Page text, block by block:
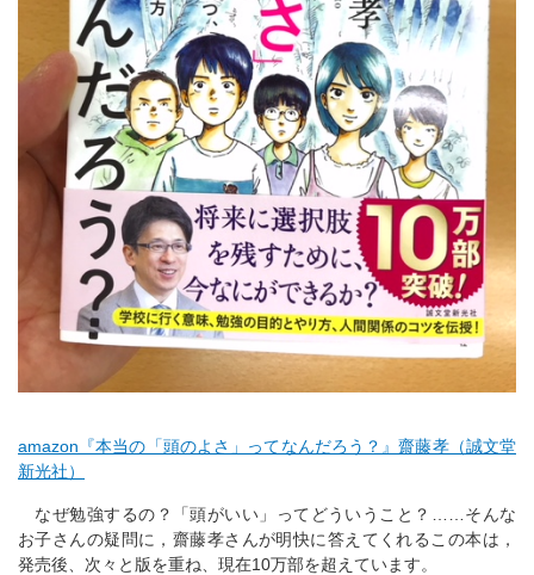
amazon『本当の「頭のよさ」ってなんだろう？』齋藤孝（誠文堂
新光社）
なぜ勉強するの？「頭がいい」ってどういうこと？……そんな
お子さんの疑問に，齋藤孝さんが明快に答えてくれるこの本は，
発売後、次々と版を重ね、現在10万部を超えています。